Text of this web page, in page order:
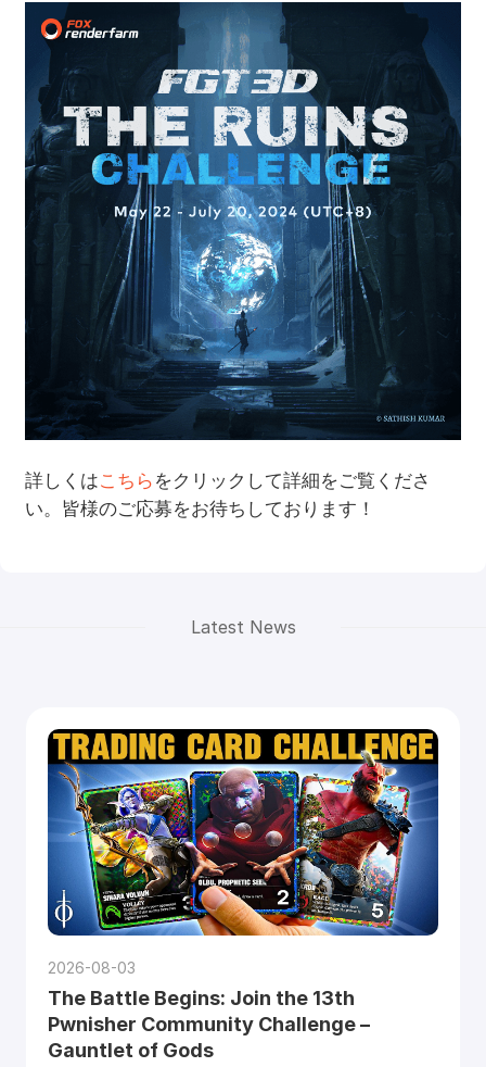
詳しくはこちら をクリックして詳細をご覧くださ
い。皆様のご応募をお待ちしております！
Latest News
2026-08-03
The Battle Begins: Join the 13th
Pwnisher Community Challenge –
Gauntlet of Gods